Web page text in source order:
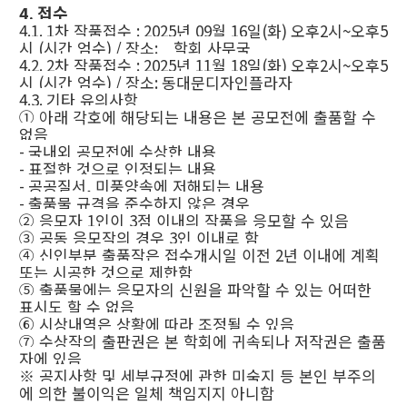
4. 접수
4.1. 1차 작품접수 : 2025년 09월 16일(화) 오후2시~오후5
시 (시간 엄수) / 장소: 학회 사무국
4.2. 2차 작품접수 : 2025년 11월 18일(화) 오후2시~오후5
시 (시간 엄수) / 장소:동대문디자인플라자
4.3. 기타 유의사항
① 아래 각호에 해당되는 내용은 본 공모전에 출품할 수
없음
- 국내외 공모전에 수상한 내용
- 표절한 것으로 인정되는 내용
- 공공질서, 미풍양속에 저해되는 내용
- 출품물 규격을 준수하지 않은 경우
② 응모자 1인이 3점 이내의 작품을 응모할 수 있음
③ 공동 응모작의 경우 3인 이내로 함
④ 신인부분 출품작은 접수개시일 이전 2년 이내에 계획
또는 시공한 것으로 제한함
⑤ 출품물에는 응모자의 신원을 파악할 수 있는 어떠한
표시도 할 수 없음
⑥ 시상내역은 상황에 따라 조정될 수 있음
⑦ 수상작의 출판권은 본 학회에 귀속되나 저작권은 출품
자에 있음
※ 공지사항 및 세부규정에 관한 미숙지 등 본인 부주의
에 의한 불이익은 일체 책임지지 아니함